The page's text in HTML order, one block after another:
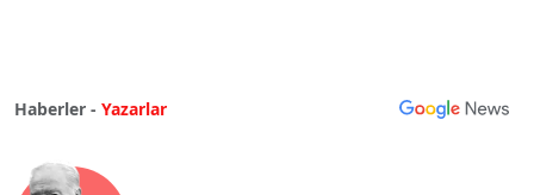
Haberler - Yazarlar